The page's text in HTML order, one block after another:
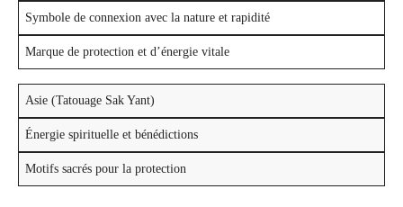
Symbole de connexion avec la nature et rapidité
Marque de protection et d’énergie vitale
Asie (Tatouage Sak Yant)
Énergie spirituelle et bénédictions
Motifs sacrés pour la protection